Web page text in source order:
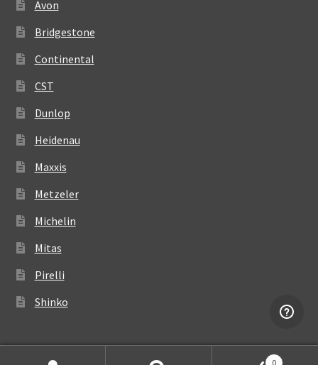
Avon
Bridgestone
Continental
CST
Dunlop
Heidenau
Maxxis
Metzeler
Michelin
Mitas
Pirelli
Shinko
0